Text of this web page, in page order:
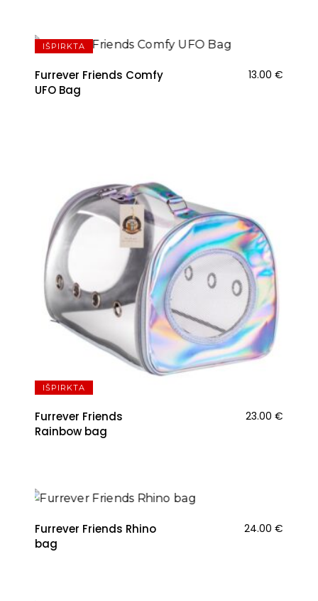
IŠPIRKTA
Furrever Friends Comfy
UFO Bag
13.00 €
IŠPIRKTA
Furrever Friends
Rainbow bag
23.00 €
Furrever Friends Rhino
bag
24.00 €